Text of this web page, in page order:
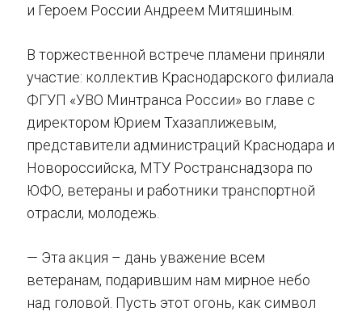
и Героем России Андреем Митяшиным.
В торжественной встрече пламени приняли
участие: коллектив Краснодарского филиала
ФГУП «УВО Минтранса России» во главе с
директором Юрием Тхазаплижевым,
представители администраций Краснодара и
Новороссийска, МТУ Ространснадзора по
ЮФО, ветераны и работники транспортной
отрасли, молодежь.
— Эта акция – дань уважение всем
ветеранам, подарившим нам мирное небо
над головой. Пусть этот огонь, как символ